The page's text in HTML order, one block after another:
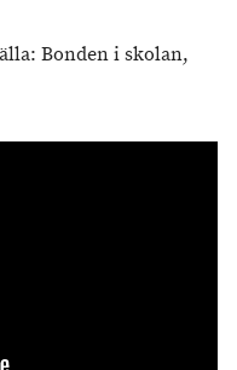
Bonden i skolan,